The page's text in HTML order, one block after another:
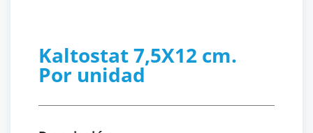
Kaltostat 7,5X12 cm.
Por unidad